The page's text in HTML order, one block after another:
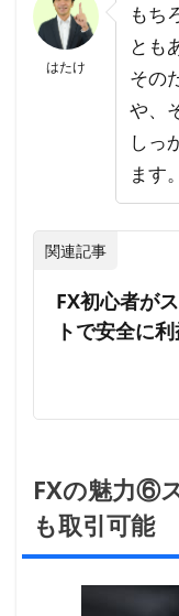
はたけ
もち
とも
その
や、
しっ
ます。
関連記事
FX初心者が
トで安全に
FXの魅力⑥
も取引可能